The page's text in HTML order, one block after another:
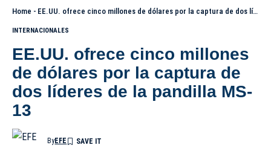
Home - EE.UU. ofrece cinco millones de dólares por la captura de dos líderes de la pandilla MS-13
INTERNACIONALES
EE.UU. ofrece cinco millones
de dólares por la captura de
dos líderes de la pandilla MS-
13
ByEFE